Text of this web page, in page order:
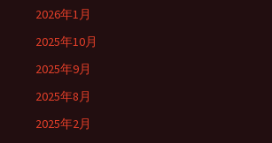
2026年1月
2025年10月
2025年9月
2025年8月
2025年2月